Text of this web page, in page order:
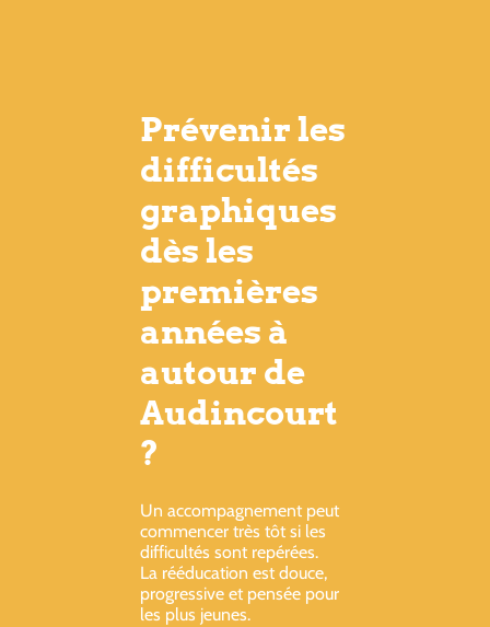
Prévenir les
difficultés
graphiques
dès les
premières
années à
autour de
Audincourt
?
Un accompagnement peut
commencer très tôt si les
difficultés sont repérées.
La rééducation est douce,
progressive et pensée pour
les plus jeunes.